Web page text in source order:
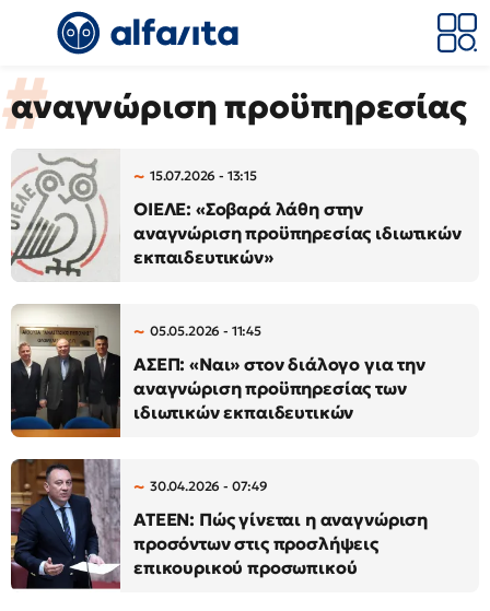
αναγνώριση προϋπηρεσίας
15.07.2026 - 13:15
ΟΙΕΛΕ: «Σοβαρά λάθη στην
αναγνώριση προϋπηρεσίας ιδιωτικών
εκπαιδευτικών»
05.05.2026 - 11:45
ΑΣΕΠ: «Ναι» στον διάλογο για την
αναγνώριση προϋπηρεσίας των
ιδιωτικών εκπαιδευτικών
30.04.2026 - 07:49
ΑΤΕΕΝ: Πώς γίνεται η αναγνώριση
προσόντων στις προσλήψεις
επικουρικού προσωπικού